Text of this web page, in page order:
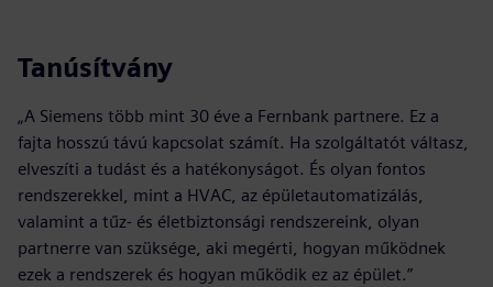
Tanúsítvány
„A Siemens több mint 30 éve a Fernbank partnere. Ez a
fajta hosszú távú kapcsolat számít. Ha szolgáltatót váltasz,
elveszíti a tudást és a hatékonyságot. És olyan fontos
rendszerekkel, mint a HVAC, az épületautomatizálás,
valamint a tűz- és életbiztonsági rendszereink, olyan
partnerre van szüksége, aki megérti, hogyan működnek
ezek a rendszerek és hogyan működik ez az épület.”